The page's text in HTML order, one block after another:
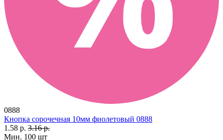
0888
Кнопка сорочечная 10мм фиолетовый 0888
1.58 р. 3.16 р.
Мин. 100 шт